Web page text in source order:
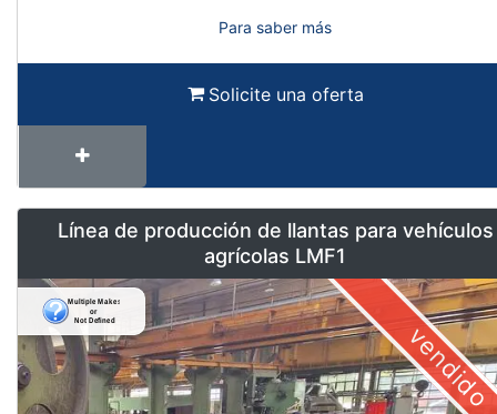
Para saber más
Solicite una oferta
Línea de producción de llantas para vehículos
agrícolas LMF1
vendido